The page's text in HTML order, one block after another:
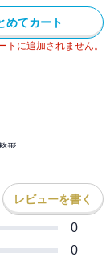
めてカート
に追加されません。
形
レビューを書く
0
0